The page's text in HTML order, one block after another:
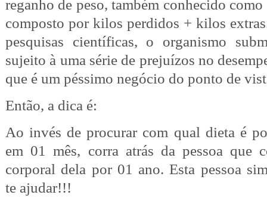
reganho de peso, também conhecido
composto por kilos perdidos + kilos
pesquisas científicas, o organismo
sujeito à uma série de prejuízos no
que é um péssimo negócio do ponto de
Então, a dica é:
Ao invés de procurar com qual dieta é
em 01 mês, corra atrás da pessoa que
corporal dela por 01 ano. Esta pessoa
te ajudar!!!